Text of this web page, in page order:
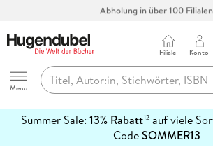
Abholung in über 100 Filialen
Hugendubel
Menu
Filiale Konto
Summer Sale: 13% Rabatt12auf viele
CodeSOMMER13
erfahren